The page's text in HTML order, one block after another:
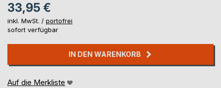
33,95 €
inkl. MwSt. / portofrei
sofort verfügbar
IN DEN WARENKORB
Auf die Merkliste